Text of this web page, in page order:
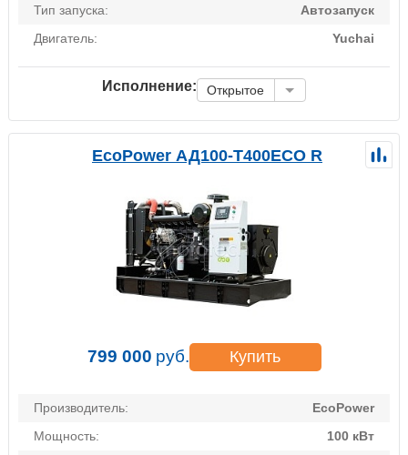
Тип запуска:
Автозапуск
Двигатель:
Yuchai
Исполнение: Открытое
EcoPower АД100-T400ECO R
799 000 руб. Купить
Производитель:
EcoPower
Мощность:
100 кВт